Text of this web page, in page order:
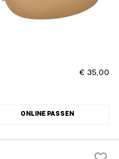
€ 35,00
ONLINE PASSEN